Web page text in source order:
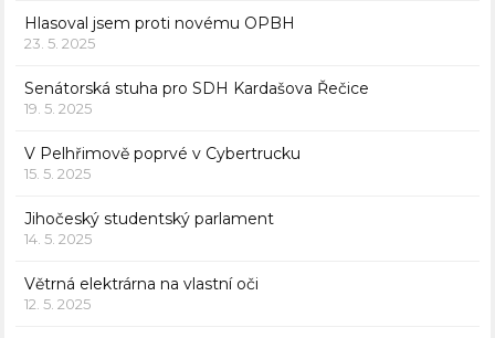
Hlasoval jsem proti novému OPBH
23. 5. 2025
Senátorská stuha pro SDH Kardašova Řečice
19. 5. 2025
V Pelhřimově poprvé v Cybertrucku
15. 5. 2025
Jihočeský studentský parlament
14. 5. 2025
Větrná elektrárna na vlastní oči
12. 5. 2025